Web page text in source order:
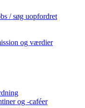
/ søg uopfordret
og værdier
og -caféer